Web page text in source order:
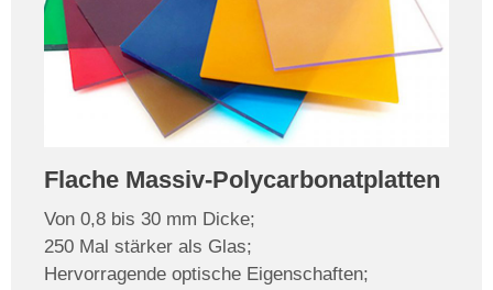
Flache Massiv-Polycarbonatplatten
Von 0,8 bis 30 mm Dicke;
250 Mal stärker als Glas;
Hervorragende optische Eigenschaften;